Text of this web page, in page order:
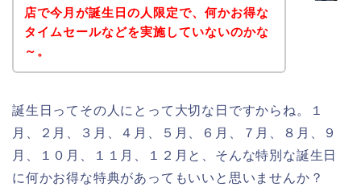
店で今月が誕生日の人限定で、何かお得な
タイムセールなどを実施していないのかな
～。
誕生日ってその人にとって大切な日ですからね。１
月、２月、３月、４月、５月、６月、７月、８月、９
月、１０月、１１月、１２月と、そんな特別な誕生日
に何かお得な特典があってもいいと思いませんか？